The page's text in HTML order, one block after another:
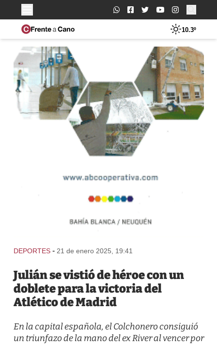
Buscar:
10.3º
DEPORTES - 21 de enero 2025, 19:41
Julián se vistió de héroe con un
doblete para la victoria del
Atlético de Madrid
En la capital española, el Colchonero consiguió
un triunfazo de la mano del ex River al vencer por